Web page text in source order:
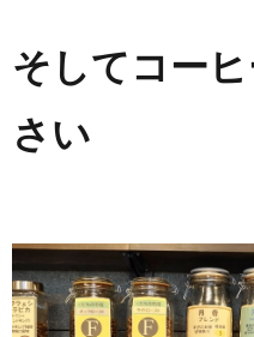
そしてコー
さい